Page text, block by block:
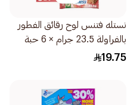
نستله فتنس لوح رقائق الفطور
بالفراولة 23.5 جرام × 6 حبة
19.75